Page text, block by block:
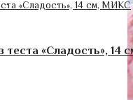
теста «Сладость», 14